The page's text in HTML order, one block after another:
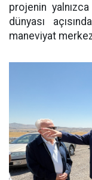
projenin
dünyası
maneviyat